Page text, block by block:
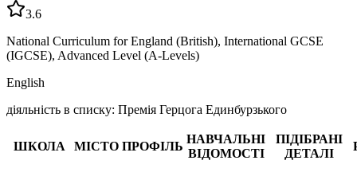
3.6
National Curriculum for England (British), International GCSE
(IGCSE), Advanced Level (A-Levels)
English
діяльність в списку: Премія Герцога Единбурзького
ШКОЛА МІСТО ПРОФІЛЬ
НАВЧАЛЬНІ
ВІДОМОСТІ
ПІДІБРАНІ
ДЕТАЛІ